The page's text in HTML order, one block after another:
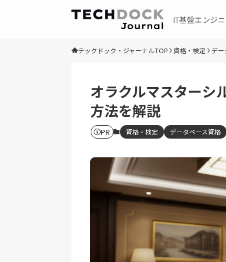
IT基盤エンジ
テックドック・ジャーナルTOP 資格・検定 デ
オラクルマスターシ
方法を解説
PR 資格・検定 データベース資格